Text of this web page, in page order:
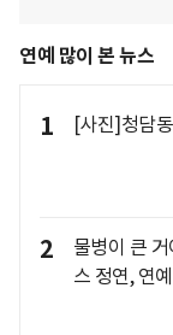
연예 많이 본 뉴스
1 [사진]청담
2
물병이 큰
스 정연, 연